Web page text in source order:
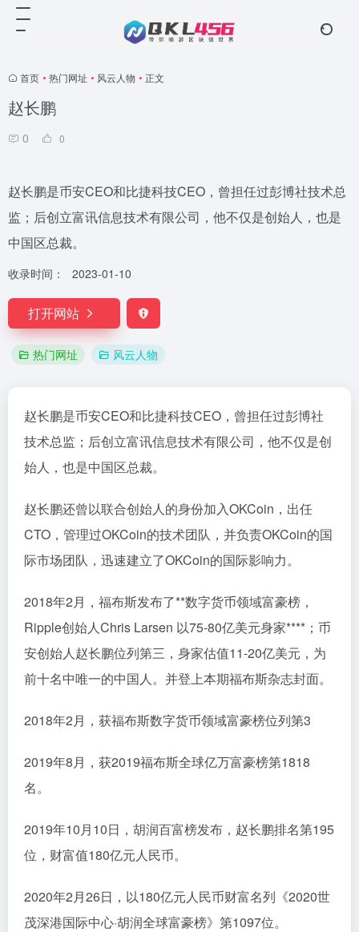
首页 • 热门网址 • 风云人物 • 正文
赵长鹏
0 0
赵长鹏是币安CEO和比捷科技CEO，曾担任过彭博社技术总
监；后创立富讯信息技术有限公司，他不仅是创始人，也是
中国区总裁。
收录时间： 2023-01-10
打开网站
热门网址 风云人物
赵长鹏是币安CEO和比捷科技CEO，曾担任过彭博社
技术总监；后创立富讯信息技术有限公司，他不仅是创
始人，也是中国区总裁。
赵长鹏还曾以联合创始人的身份加入OKCoin，出任
CTO，管理过OKCoin的技术团队，并负责OKCoin的国
际市场团队，迅速建立了OKCoin的国际影响力。
2018年2月，福布斯发布了**数字货币领域富豪榜，
Ripple创始人Chris Larsen 以75-80亿美元身家****；币
安创始人赵长鹏位列第三，身家估值11-20亿美元，为
前十名中唯一的中国人。并登上本期福布斯杂志封面。
2018年2月，获福布斯数字货币领域富豪榜位列第3
2019年8月，获2019福布斯全球亿万富豪榜第1818
名。
2019年10月10日，胡润百富榜发布，赵长鹏排名第195
位，财富值180亿元人民币。
2020年2月26日，以180亿元人民币财富名列《2020世
茂深港国际中心·胡润全球富豪榜》第1097位。